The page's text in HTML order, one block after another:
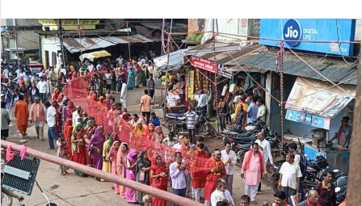
d
a
n
e
m
a
i
l